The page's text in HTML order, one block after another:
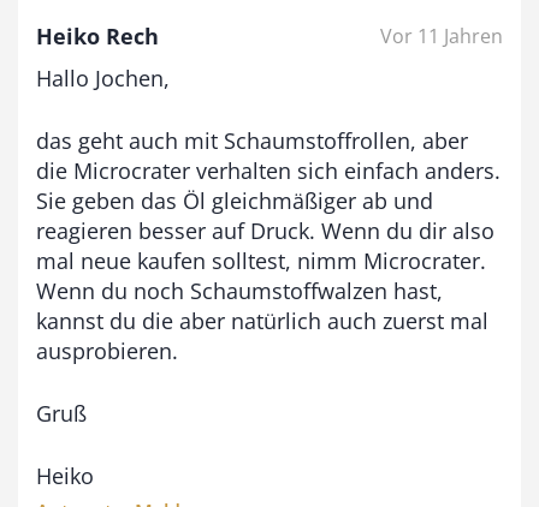
Heiko Rech Vor 11 Jahren
Hallo Jochen,
das geht auch mit Schaumstoffrollen, aber
die Microcrater verhalten sich einfach anders.
Sie geben das Öl gleichmäßiger ab und
reagieren besser auf Druck. Wenn du dir also
mal neue kaufen solltest, nimm Microcrater.
Wenn du noch Schaumstoffwalzen hast,
kannst du die aber natürlich auch zuerst mal
ausprobieren.
Gruß
Heiko